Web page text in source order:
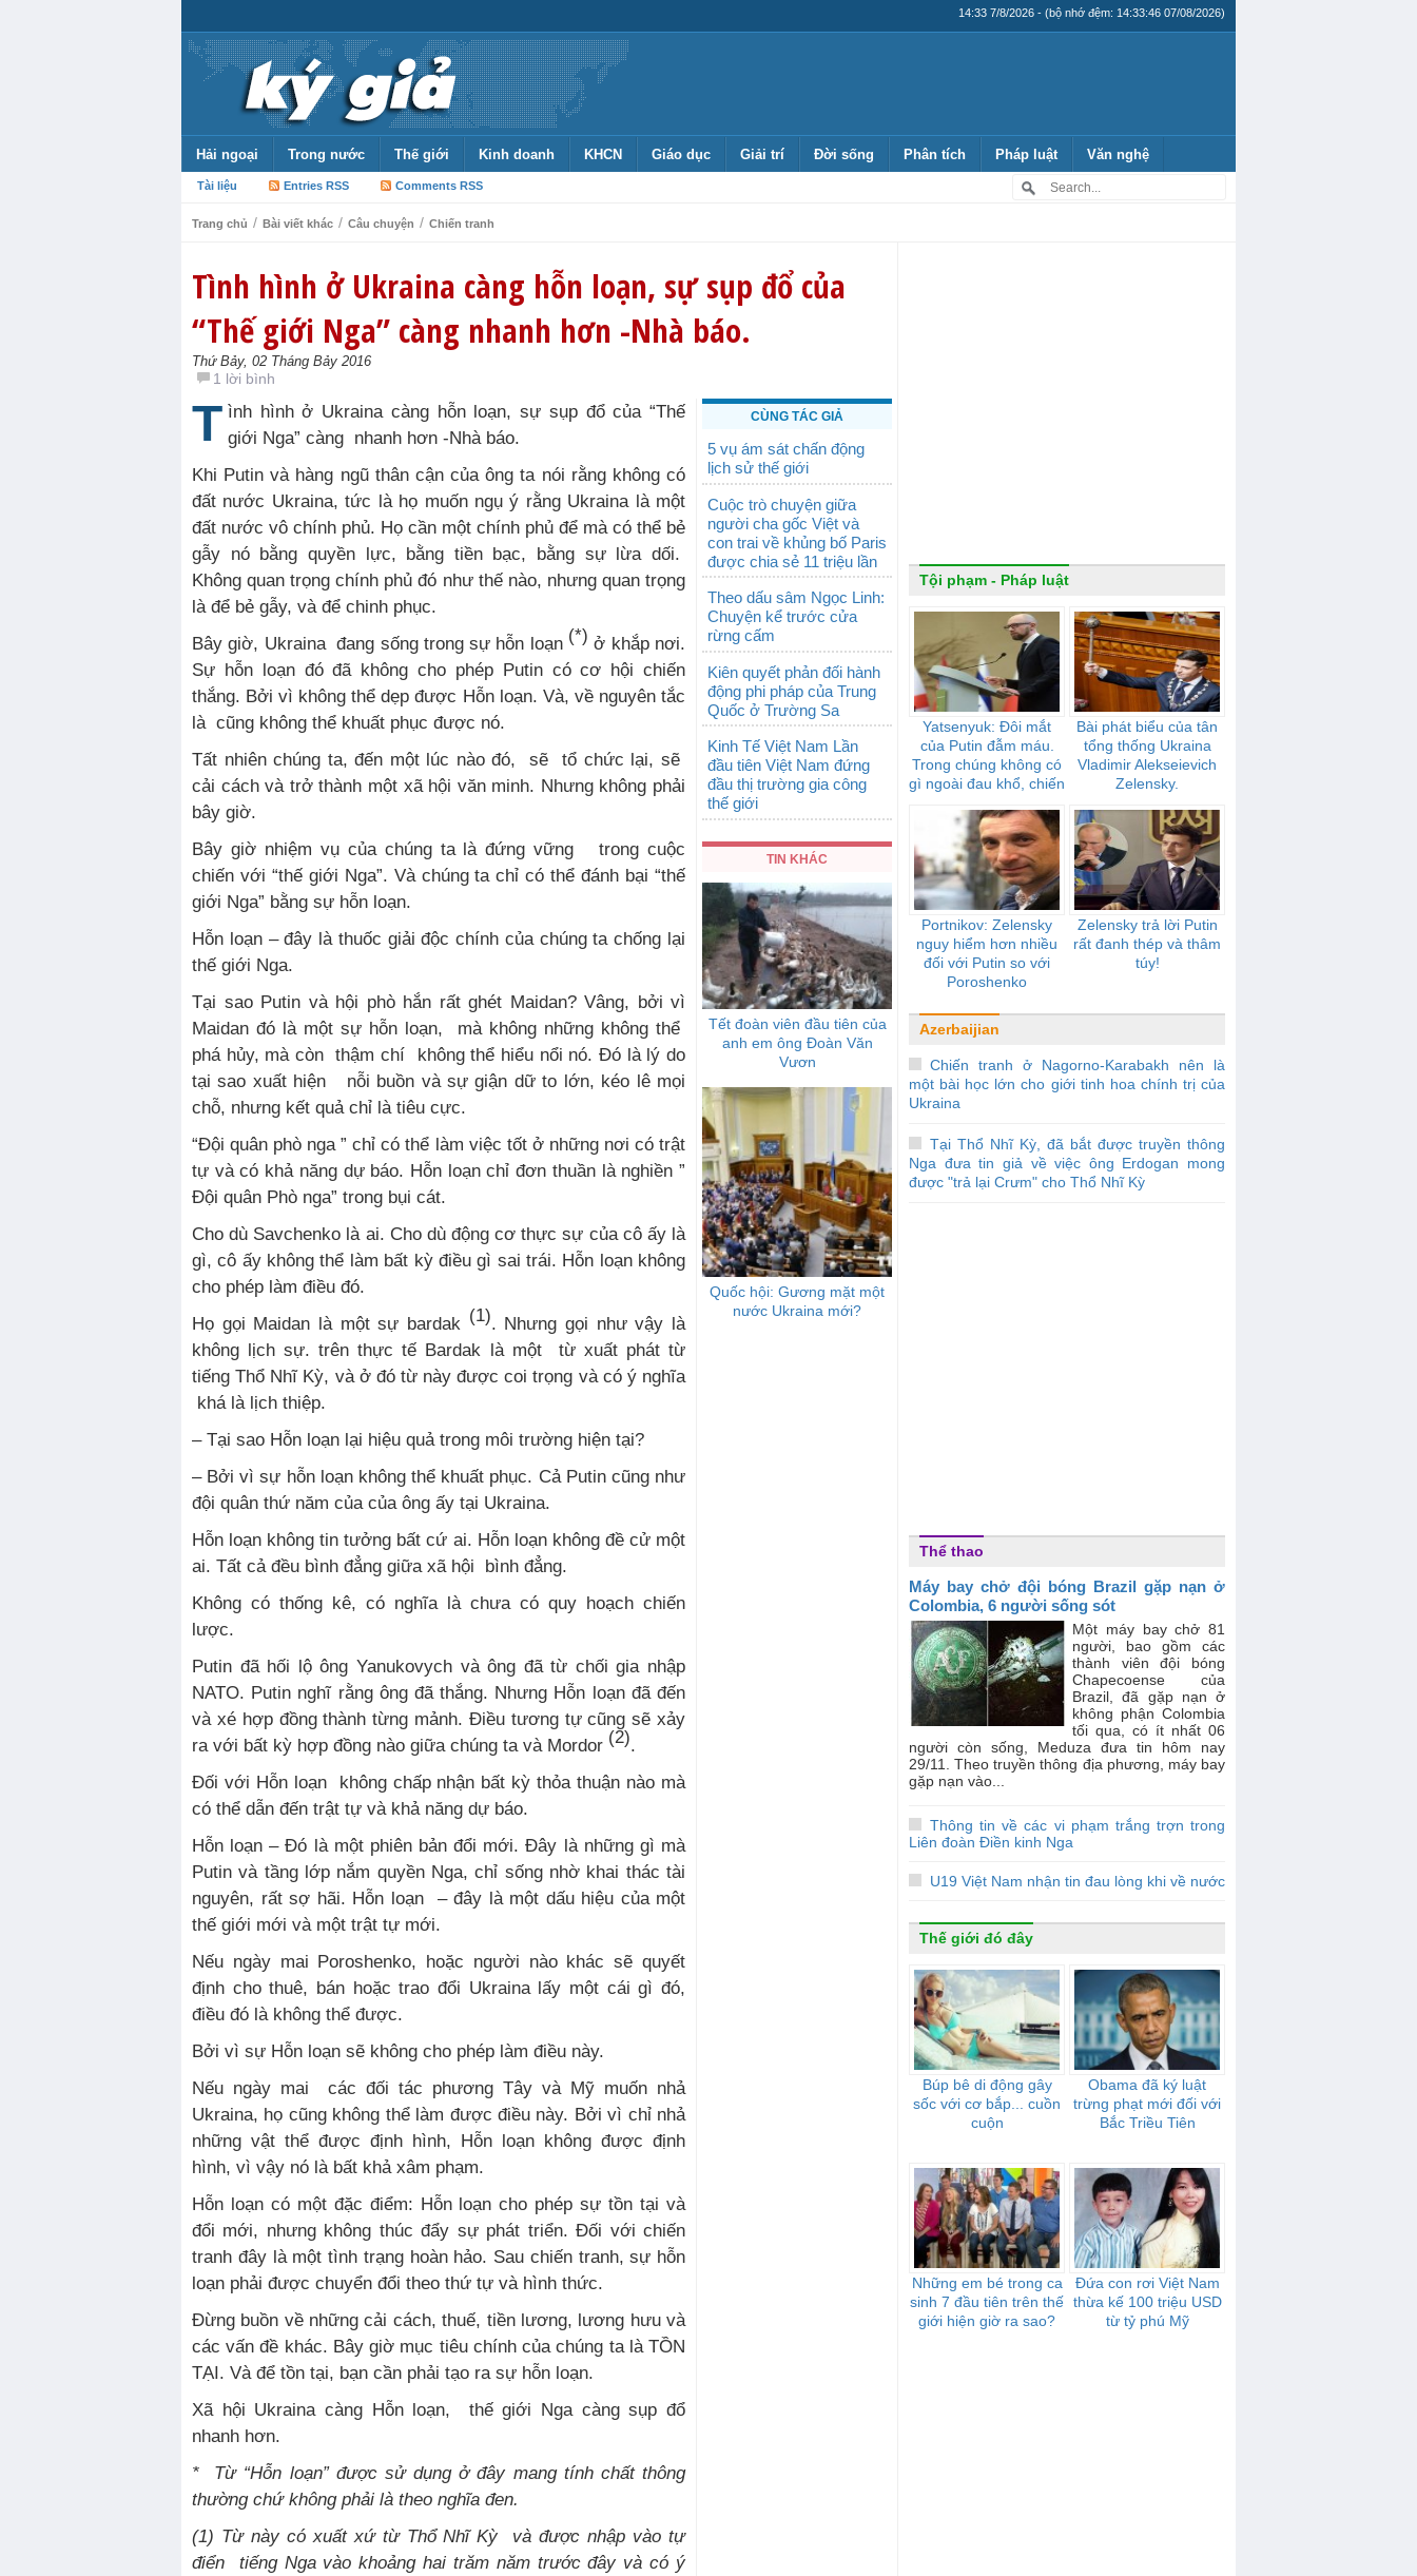
14:33 7/8/2026 - (bộ nhớ đệm: 14:33:46 07/08/2026)
Hải ngoại Trong nước Thế giới Kinh doanh KHCN Giáo dục Giải trí Đời sống Phân tích Pháp luật Văn nghệ
Tài liệu Entries RSS Comments RSS
Trang chủ / Bài viết khác / Câu chuyện / Chiến tranh
Tình hình ở Ukraina càng hỗn loạn, sự sụp đổ của
“Thế giới Nga” càng nhanh hơn -Nhà báo.
Thứ Bảy, 02 Tháng Bảy 2016
1 lời bình
T ình hình ở Ukraina càng hỗn loạn, sự sụp đổ của “Thế
giới Nga” càng nhanh hơn -Nhà báo.
Khi Putin và hàng ngũ thân cận của ông ta nói rằng không có
đất nước Ukraina, tức là họ muốn ngụ ý rằng Ukraina là một
đất nước vô chính phủ. Họ cần một chính phủ để mà có thể bẻ
gẫy nó bằng quyền lực, bằng tiền bạc, bằng sự lừa dối.
Không quan trọng chính phủ đó như thế nào, nhưng quan trọng
là để bẻ gẫy, và để chinh phục.
Bây giờ, Ukraina đang sống trong sự hỗn loạn (*) ở khắp nơi.
Sự hỗn loạn đó đã không cho phép Putin có cơ hội chiến
thắng. Bởi vì không thể dẹp được Hỗn loạn. Và, về nguyên tắc
là cũng không thể khuất phục được nó.
Tất nhiên chúng ta, đến một lúc nào đó, sẽ tổ chức lại, sẽ
cải cách và trở thành một xã hội văn minh. Nhưng không phải
bây giờ.
Bây giờ nhiệm vụ của chúng ta là đứng vững trong cuộc
chiến với “thế giới Nga”. Và chúng ta chỉ có thể đánh bại “thế
giới Nga” bằng sự hỗn loạn.
Hỗn loạn – đây là thuốc giải độc chính của chúng ta chống lại
thế giới Nga.
Tại sao Putin và hội phò hắn rất ghét Maidan? Vâng, bởi vì
Maidan đó là một sự hỗn loạn, mà không những không thể
phá hủy, mà còn thậm chí không thể hiểu nổi nó. Đó là lý do
tại sao xuất hiện nỗi buồn và sự giận dữ to lớn, kéo lê mọi
chỗ, nhưng kết quả chỉ là tiêu cực.
“Đội quân phò nga ” chỉ có thể làm việc tốt ở những nơi có trật
tự và có khả năng dự báo. Hỗn loạn chỉ đơn thuần là nghiền ”
Đội quân Phò nga” trong bụi cát.
Cho dù Savchenko là ai. Cho dù động cơ thực sự của cô ấy là
gì, cô ấy không thể làm bất kỳ điều gì sai trái. Hỗn loạn không
cho phép làm điều đó.
Họ gọi Maidan là một sự bardak (1). Nhưng gọi như vậy là
không lịch sự. trên thực tế Bardak là một từ xuất phát từ
tiếng Thổ Nhĩ Kỳ, và ở đó từ này được coi trọng và có ý nghĩa
khá là lịch thiệp.
– Tại sao Hỗn loạn lại hiệu quả trong môi trường hiện tại?
– Bởi vì sự hỗn loạn không thể khuất phục. Cả Putin cũng như
đội quân thứ năm của của ông ấy tại Ukraina.
Hỗn loạn không tin tưởng bất cứ ai. Hỗn loạn không đề cử một
ai. Tất cả đều bình đẳng giữa xã hội bình đẳng.
Không có thống kê, có nghĩa là chưa có quy hoạch chiến
lược.
Putin đã hối lộ ông Yanukovych và ông đã từ chối gia nhập
NATO. Putin nghĩ rằng ông đã thắng. Nhưng Hỗn loạn đã đến
và xé hợp đồng thành từng mảnh. Điều tương tự cũng sẽ xảy
ra với bất kỳ hợp đồng nào giữa chúng ta và Mordor (2).
Đối với Hỗn loạn không chấp nhận bất kỳ thỏa thuận nào mà
có thể dẫn đến trật tự và khả năng dự báo.
Hỗn loạn – Đó là một phiên bản đổi mới. Đây là những gì mà
Putin và tầng lớp nắm quyền Nga, chỉ sống nhờ khai thác tài
nguyên, rất sợ hãi. Hỗn loạn – đây là một dấu hiệu của một
thế giới mới và một trật tự mới.
Nếu ngày mai Poroshenko, hoặc người nào khác sẽ quyết
định cho thuê, bán hoặc trao đổi Ukraina lấy một cái gì đó,
điều đó là không thể được.
Bởi vì sự Hỗn loạn sẽ không cho phép làm điều này.
Nếu ngày mai các đối tác phương Tây và Mỹ muốn nhả
Ukraina, họ cũng không thể làm được điều này. Bởi vì chỉ nhả
những vật thể được định hình, Hỗn loạn không được định
hình, vì vậy nó là bất khả xâm phạm.
Hỗn loạn có một đặc điểm: Hỗn loạn cho phép sự tồn tại và
đổi mới, nhưng không thúc đẩy sự phát triển. Đối với chiến
tranh đây là một tình trạng hoàn hảo. Sau chiến tranh, sự hỗn
loạn phải được chuyển đổi theo thứ tự và hình thức.
Đừng buồn về những cải cách, thuế, tiền lương, lương hưu và
các vấn đề khác. Bây giờ mục tiêu chính của chúng ta là TỒN
TẠI. Và để tồn tại, bạn cần phải tạo ra sự hỗn loạn.
Xã hội Ukraina càng Hỗn loạn, thế giới Nga càng sụp đổ
nhanh hơn.
* Từ “Hỗn loạn” được sử dụng ở đây mang tính chất thông
thường chứ không phải là theo nghĩa đen.
(1) Từ này có xuất xứ từ Thổ Nhĩ Kỳ và được nhập vào tự
điển tiếng Nga vào khoảng hai trăm năm trước đây và có ý
CÙNG TÁC GIẢ
5 vụ ám sát chấn động
lịch sử thế giới
Cuộc trò chuyện giữa
người cha gốc Việt và
con trai về khủng bố Paris
được chia sẻ 11 triệu lần
Theo dấu sâm Ngọc Linh:
Chuyện kể trước cửa
rừng cấm
Kiên quyết phản đối hành
động phi pháp của Trung
Quốc ở Trường Sa
Kinh Tế Việt Nam Lần
đầu tiên Việt Nam đứng
đầu thị trường gia công
thế giới
TIN KHÁC
Tết đoàn viên đầu tiên của
anh em ông Đoàn Văn
Vươn
Quốc hội: Gương mặt một
nước Ukraina mới?
Tội phạm - Pháp luật
Yatsenyuk: Đôi mắt
của Putin đẫm máu.
Trong chúng không có
gì ngoài đau khổ, chiến
Bài phát biểu của tân
tổng thống Ukraina
Vladimir Alekseievich
Zelensky.
Portnikov: Zelensky
nguy hiểm hơn nhiều
đối với Putin so với
Poroshenko
Zelensky trả lời Putin
rất đanh thép và thâm
túy!
Azerbaijian
Chiến tranh ở Nagorno-Karabakh nên là
một bài học lớn cho giới tinh hoa chính trị của
Ukraina
Tại Thổ Nhĩ Kỳ, đã bắt được truyền thông
Nga đưa tin giả về việc ông Erdogan mong
được "trả lại Crưm" cho Thổ Nhĩ Kỳ
Thể thao
Máy bay chở đội bóng Brazil gặp nạn ở
Colombia, 6 người sống sót
Một máy bay chở 81
người, bao gồm các
thành viên đội bóng
Chapecoense của
Brazil, đã gặp nạn ở
không phận Colombia
tối qua, có ít nhất 06
người còn sống, Meduza đưa tin hôm nay
29/11. Theo truyền thông địa phương, máy bay
gặp nạn vào...
Thông tin về các vi phạm trắng trợn trong
Liên đoàn Điền kinh Nga
U19 Việt Nam nhận tin đau lòng khi về nước
Thế giới đó đây
Búp bê di động gây
sốc với cơ bắp... cuồn
cuộn
Obama đã ký luật
trừng phạt mới đối với
Bắc Triều Tiên
Những em bé trong ca
sinh 7 đầu tiên trên thế
giới hiện giờ ra sao?
Đứa con rơi Việt Nam
thừa kế 100 triệu USD
từ tỷ phú Mỹ